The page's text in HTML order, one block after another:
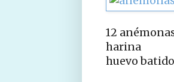
12
harina
huevo batido